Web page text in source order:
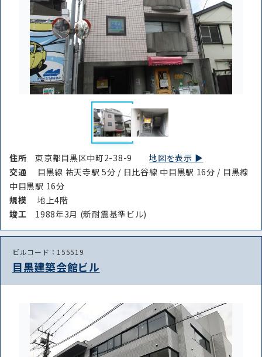
住所東京都目黒区中町2-38-9地図を表示 ▶︎
交通
目黒線 祐天寺駅 5分 / 日比谷線 中目黒駅 16分 / 目黒線
中目黒駅 16分
規模
地上4階
竣⼯ 1988年3月 (新耐震基準ビル)
ビルコード：155519
目黒建築会館ビル